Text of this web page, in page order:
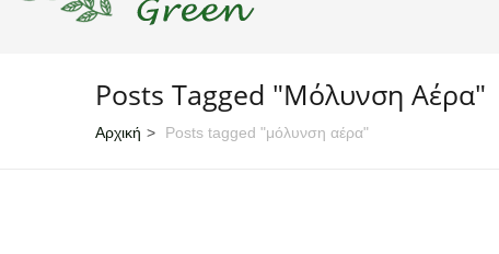
Posts Tagged "μόλυνση Αέρα"
Αρχική Posts tagged "μόλυνση αέρα"